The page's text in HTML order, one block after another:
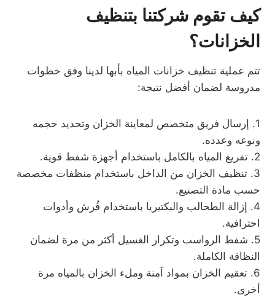
كيف تقوم شركتنا بتنظيف
الخزانات؟
تتم عملية تنظيف خزانات المياه بأبها لدينا وفق خطوات
مدروسة لضمان أفضل نتيجة:
1. إرسال فريق متخصص لمعاينة الخزان وتحديد حجمه
ونوعه وعدده.
2. تفريغ المياه بالكامل باستخدام أجهزة شفط قوية.
3. تنظيف الخزان من الداخل باستخدام منظفات مخصصة
حسب مادة التصنيع.
4. إزالة الطحالب والبكتيريا باستخدام فُرش وأدوات
احترافية.
5. شفط الرواسب وتكرار الغسيل أكثر من مرة لضمان
النظافة الكاملة.
6. تعقيم الخزان بمواد آمنة وملء الخزان بالمياه مرة
أخرى.